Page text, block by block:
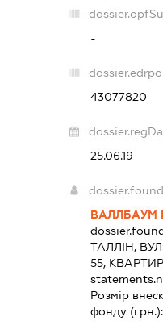
-
43077820
25.06.19
ВАЛЛБАУМ
ТАЛЛІН,
55,
Розмір
фонду (грн.):